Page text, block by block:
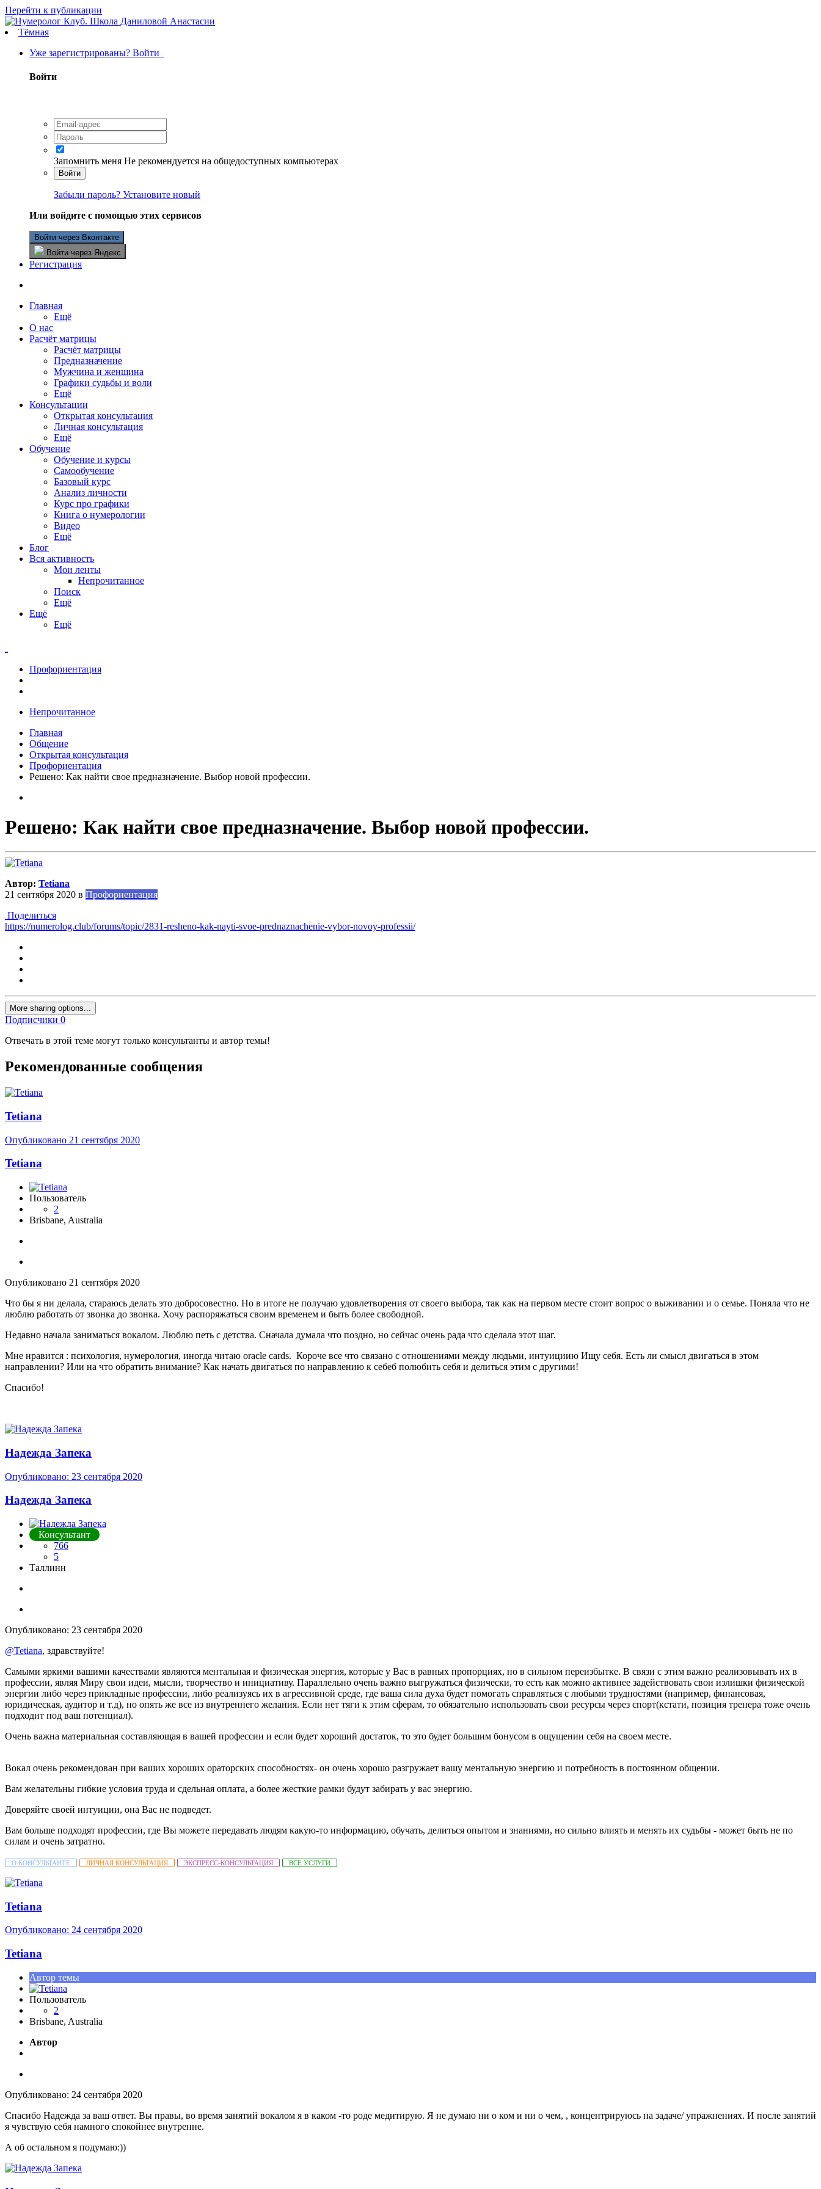
Перейти к публикации
Тёмная
Уже зарегистрированы? Войти
Войти
Запомнить меня Не рекомендуется на общедоступных компьютерах
Войти
Забыли пароль? Установите новый
Или войдите с помощью этих сервисов
Войти через Вконтакте
Войти через Яндекс
Регистрация
Главная
Ещё
О нас
Расчёт матрицы
Расчёт матрицы
Предназначение
Мужчина и женщина
Графики судьбы и воли
Ещё
Консультации
Открытая консультация
Личная консультация
Ещё
Обучение
Обучение и курсы
Самообучение
Базовый курс
Анализ личности
Курс про графики
Книга о нумерологии
Видео
Ещё
Блог
Вся активность
Мои ленты
Непрочитанное
Поиск
Ещё
Ещё
Ещё
Профориентация
Непрочитанное
Главная
Общение
Открытая консультация
Профориентация
Решено: Как найти свое предназначение. Выбор новой профессии.
Решено: Как найти свое предназначение. Выбор новой профессии.
Автор: Tetiana
21 сентября 2020 в Профориентация
Поделиться
https://numerolog.club/forums/topic/2831-resheno-kak-nayti-svoe-prednaznachenie-vybor-novoy-professii/
More sharing options...
Подписчики 0
Отвечать в этой теме могут только консультанты и автор темы!
Рекомендованные сообщения
Tetiana
Опубликовано 21 сентября 2020
Tetiana
Пользователь
2
Brisbane, Australia
Опубликовано 21 сентября 2020
Что бы я ни делала, стараюсь делать это добросовестно. Но в итоге не получаю удовлетворения от своего выбора, так как на первом месте стоит вопрос о выживании и о семье. Поняла что не
люблю работать от звонка до звонка. Хочу распоряжаться своим временем и быть более свободной.
Недавно начала заниматься вокалом. Люблю петь с детства. Сначала думала что поздно, но сейчас очень рада что сделала этот шаг.
Мне нравится : психология, нумерология, иногда читаю oracle cards. Короче все что связано с отношениями между людьми, интуициию Ищу себя. Есть ли смысл двигаться в этом
направлении? Или на что обратить внимание? Как начать двигаться по направлению к себеб полюбить себя и делиться этим с другими!
Спасибо!
Надежда Запека
Опубликовано: 23 сентября 2020
Надежда Запека
Консультант
766
5
Таллинн
Опубликовано: 23 сентября 2020
@Tetiana, здравствуйте!
Самыми яркими вашими качествами являются ментальная и физическая энергия, которые у Вас в равных пропорциях, но в сильном переизбытке. В связи с этим важно реализовывать их в
профессии, являя Миру свои идеи, мысли, творчество и инициативу. Параллельно очень важно выгружаться физически, то есть как можно активнее задействовать свои излишки физической
энергии либо через прикладные профессии, либо реализуясь их в агрессивной среде, где ваша сила духа будет помогать справляться с любыми трудностями (например, финансовая,
юридическая, аудитор и т.д), но опять же все из внутреннего желания. Если нет тяги к этим сферам, то обязательно использовать свои ресурсы через спорт(кстати, позиция тренера тоже очень
подходит под ваш потенциал).
Очень важна материальная составляющая в вашей профессии и если будет хороший достаток, то это будет большим бонусом в ощущении себя на своем месте.
Вокал очень рекомендован при ваших хороших ораторских способностях- он очень хорошо разгружает вашу ментальную энергию и потребность в постоянном общении.
Вам желательны гибкие условия труда и сдельная оплата, а более жесткие рамки будут забирать у вас энергию.
Доверяйте своей интуиции, она Вас не подведет.
Вам больше подходят профессии, где Вы можете передавать людям какую-то информацию, обучать, делиться опытом и знаниями, но сильно влиять и менять их судьбы - может быть не по
силам и очень затратно.
О КОНСУЛЬТАНТЕ ЛИЧНАЯ КОНСУЛЬТАЦИЯ ЭКСПРЕСС-КОНСУЛЬТАЦИЯ ВСЕ УСЛУГИ
Tetiana
Опубликовано: 24 сентября 2020
Tetiana
Автор темы
Пользователь
2
Brisbane, Australia
Автор
Опубликовано: 24 сентября 2020
Спасибо Надежда за ваш ответ. Вы правы, во время занятий вокалом я в каком -то роде медитирую. Я не думаю ни о ком и ни о чем, , концентрируюсь на задаче/ упражнениях. И после занятий
я чувствую себя намного спокойнее внутренне.
А об остальном я подумаю:))